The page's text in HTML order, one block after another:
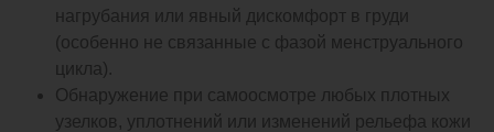
нагрубания или явный дискомфорт в груди
(особенно не связанные с фазой менструального
цикла).
Обнаружение при самоосмотре любых плотных
узелков, уплотнений или изменений рельефа кожи